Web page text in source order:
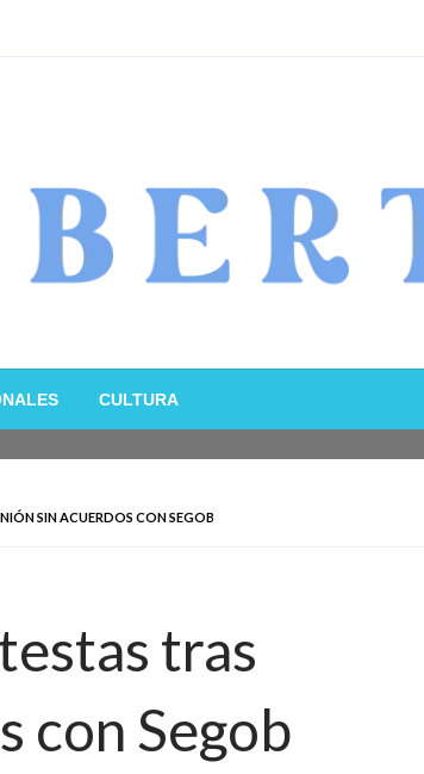
CULTURA
SIN ACUERDOS CON SEGOB
tras
con Segob